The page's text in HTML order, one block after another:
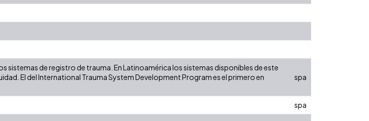
sistemas de registro de trauma. En Latinoamérica los sistemas disponibles de este
El del International Trauma System Development Program es el primero en
spa
spa